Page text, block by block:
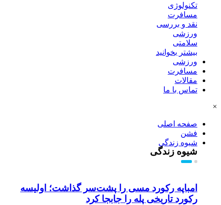
تکنولوژی
مسافرت
نقد و بررسی
ورزشی
سلامتی
بیشتر بخوانید
ورزشی
مسافرت
مقالات
تماس با ما
×
صفحه اصلی
فشن
شیوه زندگی
شیوه زندگی
امباپه رکورد مسی را پشت‌سر گذاشت؛ اولیسه
رکورد تاریخی پله را جابجا کرد